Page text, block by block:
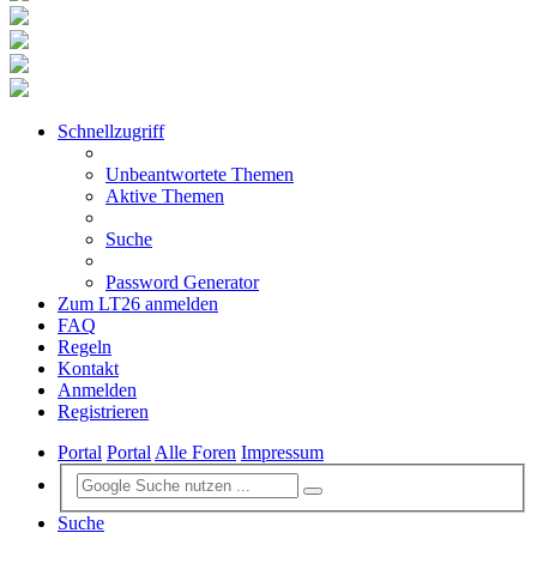
Schnellzugriff
Unbeantwortete Themen
Aktive Themen
Suche
Password Generator
Zum LT26 anmelden
FAQ
Regeln
Kontakt
Anmelden
Registrieren
Portal PortalAlle Foren Impressum
Suche